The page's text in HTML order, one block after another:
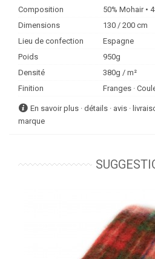
Composition
50% Mohair •
Dimensions
130 / 200 cm
Lieu de confection
Espagne
Poids
950g
Densité
380g / m²
Finition
Franges ·
En savoir plus · détails · avis ·
marque